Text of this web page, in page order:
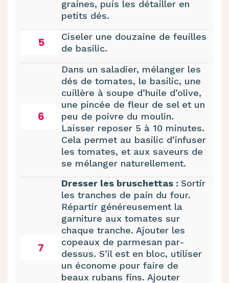
graines, puis les détailler en
petits dés.
5
Ciseler une douzaine de feuilles
de basilic.
6
Dans un saladier, mélanger les
dés de tomates, le basilic, une
cuillère à soupe d’huile d’olive,
une pincée de fleur de sel et un
peu de poivre du moulin.
Laisser reposer 5 à 10 minutes.
Cela permet au basilic d’infuser
les tomates, et aux saveurs de
se mélanger naturellement.
7
Dresser les bruschettas : Sortir
les tranches de pain du four.
Répartir généreusement la
garniture aux tomates sur
chaque tranche. Ajouter les
copeaux de parmesan par-
dessus. S’il est en bloc, utiliser
un économe pour faire de
beaux rubans fins. Ajouter